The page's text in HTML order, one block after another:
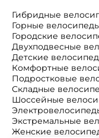
Гибридные
Горные
Городские
Двухподвесные
Детские
Комфортные
Подростковые
Складные
Шоссейные
Экстремальные
Женские